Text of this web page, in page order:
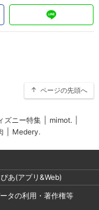
ページの先頭へ
ズニー特集 mimot.
Medery.
ぴあ(アプリ&Web)
タの利用・著作権等